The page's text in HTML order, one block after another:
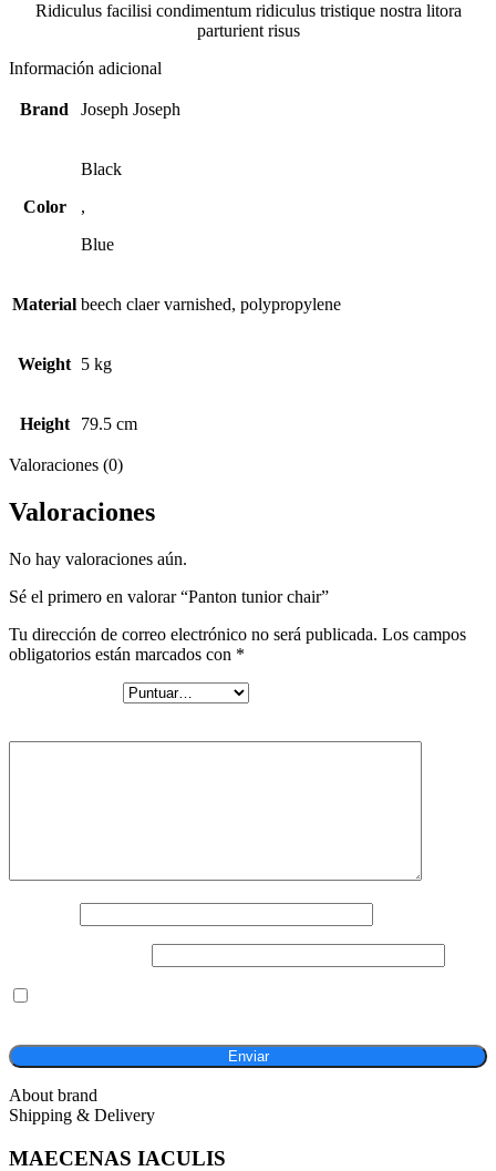
Ridiculus facilisi condimentum ridiculus tristique nostra litora
parturient risus
Información adicional
Brand Joseph Joseph
Color
Black
,
Blue
Material beech claer varnished, polypropylene
Weight 5 kg
Height 79.5 cm
Valoraciones (0)
Valoraciones
No hay valoraciones aún.
Sé el primero en valorar “Panton tunior chair”
Tu dirección de correo electrónico no será publicada. Los campos
obligatorios están marcados con *
About brand
Shipping & Delivery
MAECENAS IACULIS